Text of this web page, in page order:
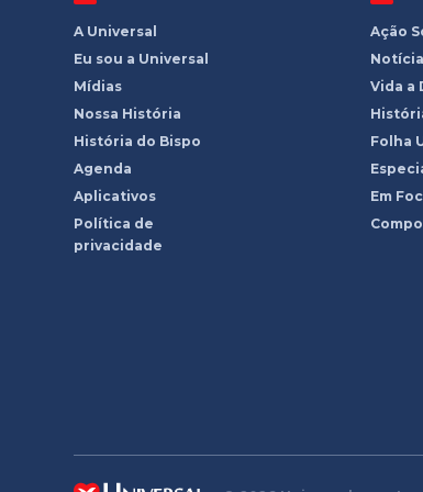
A Universal
Eu sou a Universal
Mídias
Nossa História
História do Bispo
Agenda
Aplicativos
Política de
privacidade
Ação
Vida a
Folha
Em